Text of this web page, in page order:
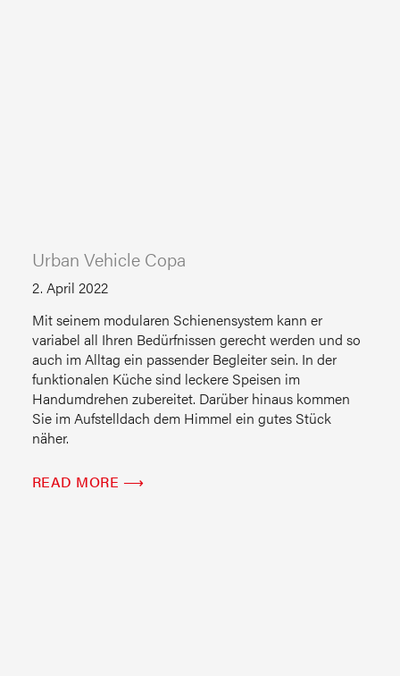
Urban Vehicle Copa
2. April 2022
Mit seinem modularen Schienensystem kann er
variabel all Ihren Bedürfnissen gerecht werden und so
auch im Alltag ein passender Begleiter sein. In der
funktionalen Küche sind leckere Speisen im
Handumdrehen zubereitet. Darüber hinaus kommen
Sie im Aufstelldach dem Himmel ein gutes Stück
näher.
READ MORE ⟶